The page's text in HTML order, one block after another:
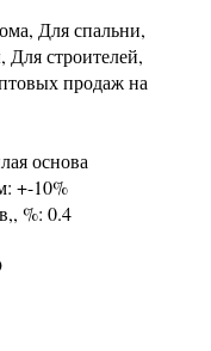
Для спальни,
строителей,
продаж на
основа
+-10%
%: 0.4